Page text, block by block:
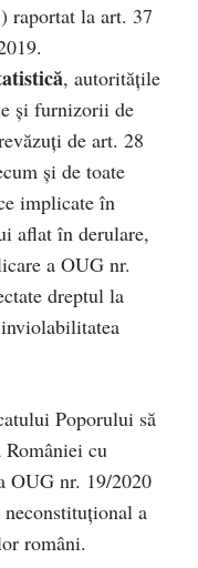
raportat la art. 37
, autoritățile
și furnizorii de
de art. 28
și de toate
implicate în
aflat în derulare,
a OUG nr.
dreptul la
Poporului să
României cu
OUG nr. 19/2020
a
români.